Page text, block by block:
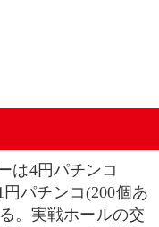
は4円パチンコ
パチンコ(200個あ
。実戦ホールの交